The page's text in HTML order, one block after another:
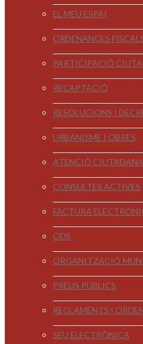
EL MEU ESPAI
ORDENANCES
PARTICIPACIÓ
RECAPTACIÓ
RESOLUCIONS I
URBANISME I OBRES
ATENCIÓ CIUTADANA
CONSULTES ACTIVES
FACTURA
ODS
ORGANITZACIÓ
PREUS PÚBLICS
REGLAMENTS I
SEU ELECTRÒNICA